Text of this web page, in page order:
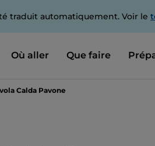
traduit automatiquement. Voir le
Où aller Que faire
Calda Pavone